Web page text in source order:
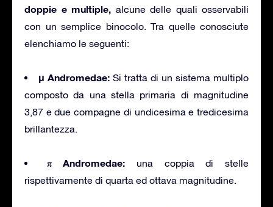
doppie e multiple, alcune delle quali osservabili
con un semplice binocolo. Tra quelle conosciute
elenchiamo le seguenti:
μ Andromedae: Si tratta di un sistema multiplo
composto da una stella primaria di magnitudine
3,87 e due compagne di undicesima e tredicesima
brillantezza.
π Andromedae: una coppia di stelle
rispettivamente di quarta ed ottava magnitudine.